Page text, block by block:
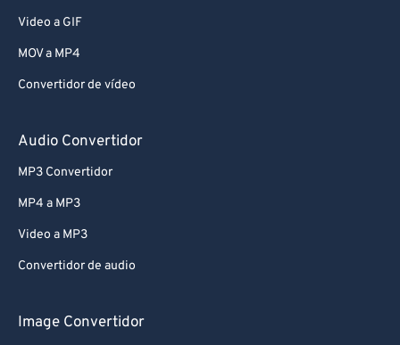
Video a GIF
MOV a MP4
Convertidor de vídeo
Audio Convertidor
MP3 Convertidor
MP4 a MP3
Video a MP3
Convertidor de audio
Image Convertidor